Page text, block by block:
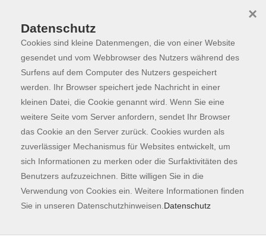
Skip to main content
Programm
Der Kurs konnte nicht gefunden werden.
Kontaktformular
Impressum
AGB
Datenschutzerklärung
Datenschutz
Cookies sind kleine Datenmengen, die von einer Website
gesendet und vom Webbrowser des Nutzers während des
Surfens auf dem Computer des Nutzers gespeichert
werden. Ihr Browser speichert jede Nachricht in einer
kleinen Datei, die Cookie genannt wird. Wenn Sie eine
weitere Seite vom Server anfordern, sendet Ihr Browser
das Cookie an den Server zurück. Cookies wurden als
zuverlässiger Mechanismus für Websites entwickelt, um
sich Informationen zu merken oder die Surfaktivitäten des
Benutzers aufzuzeichnen. Bitte willigen Sie in die
Verwendung von Cookies ein. Weitere Informationen finden
Sie in unseren Datenschutzhinweisen. Datenschutz
×